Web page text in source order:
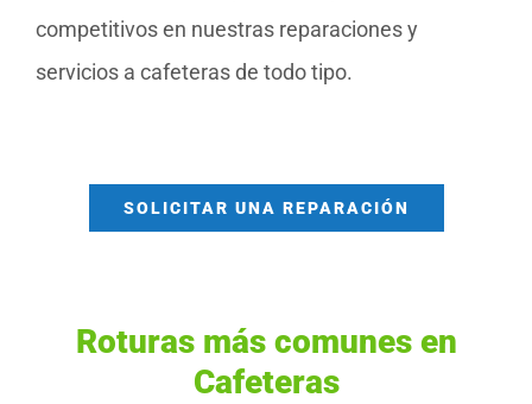
competitivos en nuestras reparaciones y
servicios a cafeteras de todo tipo.
SOLICITAR UNA REPARACIÓN
Roturas más comunes en
Cafeteras